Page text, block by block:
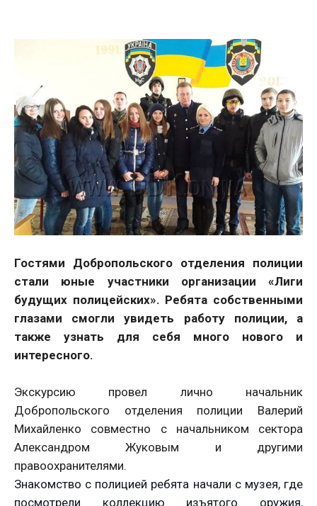
Гостями Добропольского отделения полиции
стали юные участники организации «Лиги
будущих полицейских». Ребята собственными
глазами смогли увидеть работу полиции, а
также узнать для себя много нового и
интересного.
Экскурсию провел лично начальник
Добропольского отделения полиции Валерий
Михайленко совместно с начальником сектора
Александром Жуковым и другими
правоохранителями.
Знакомство с полицией ребята начали с музея, где
посмотрели коллекцию изъятого оружия,